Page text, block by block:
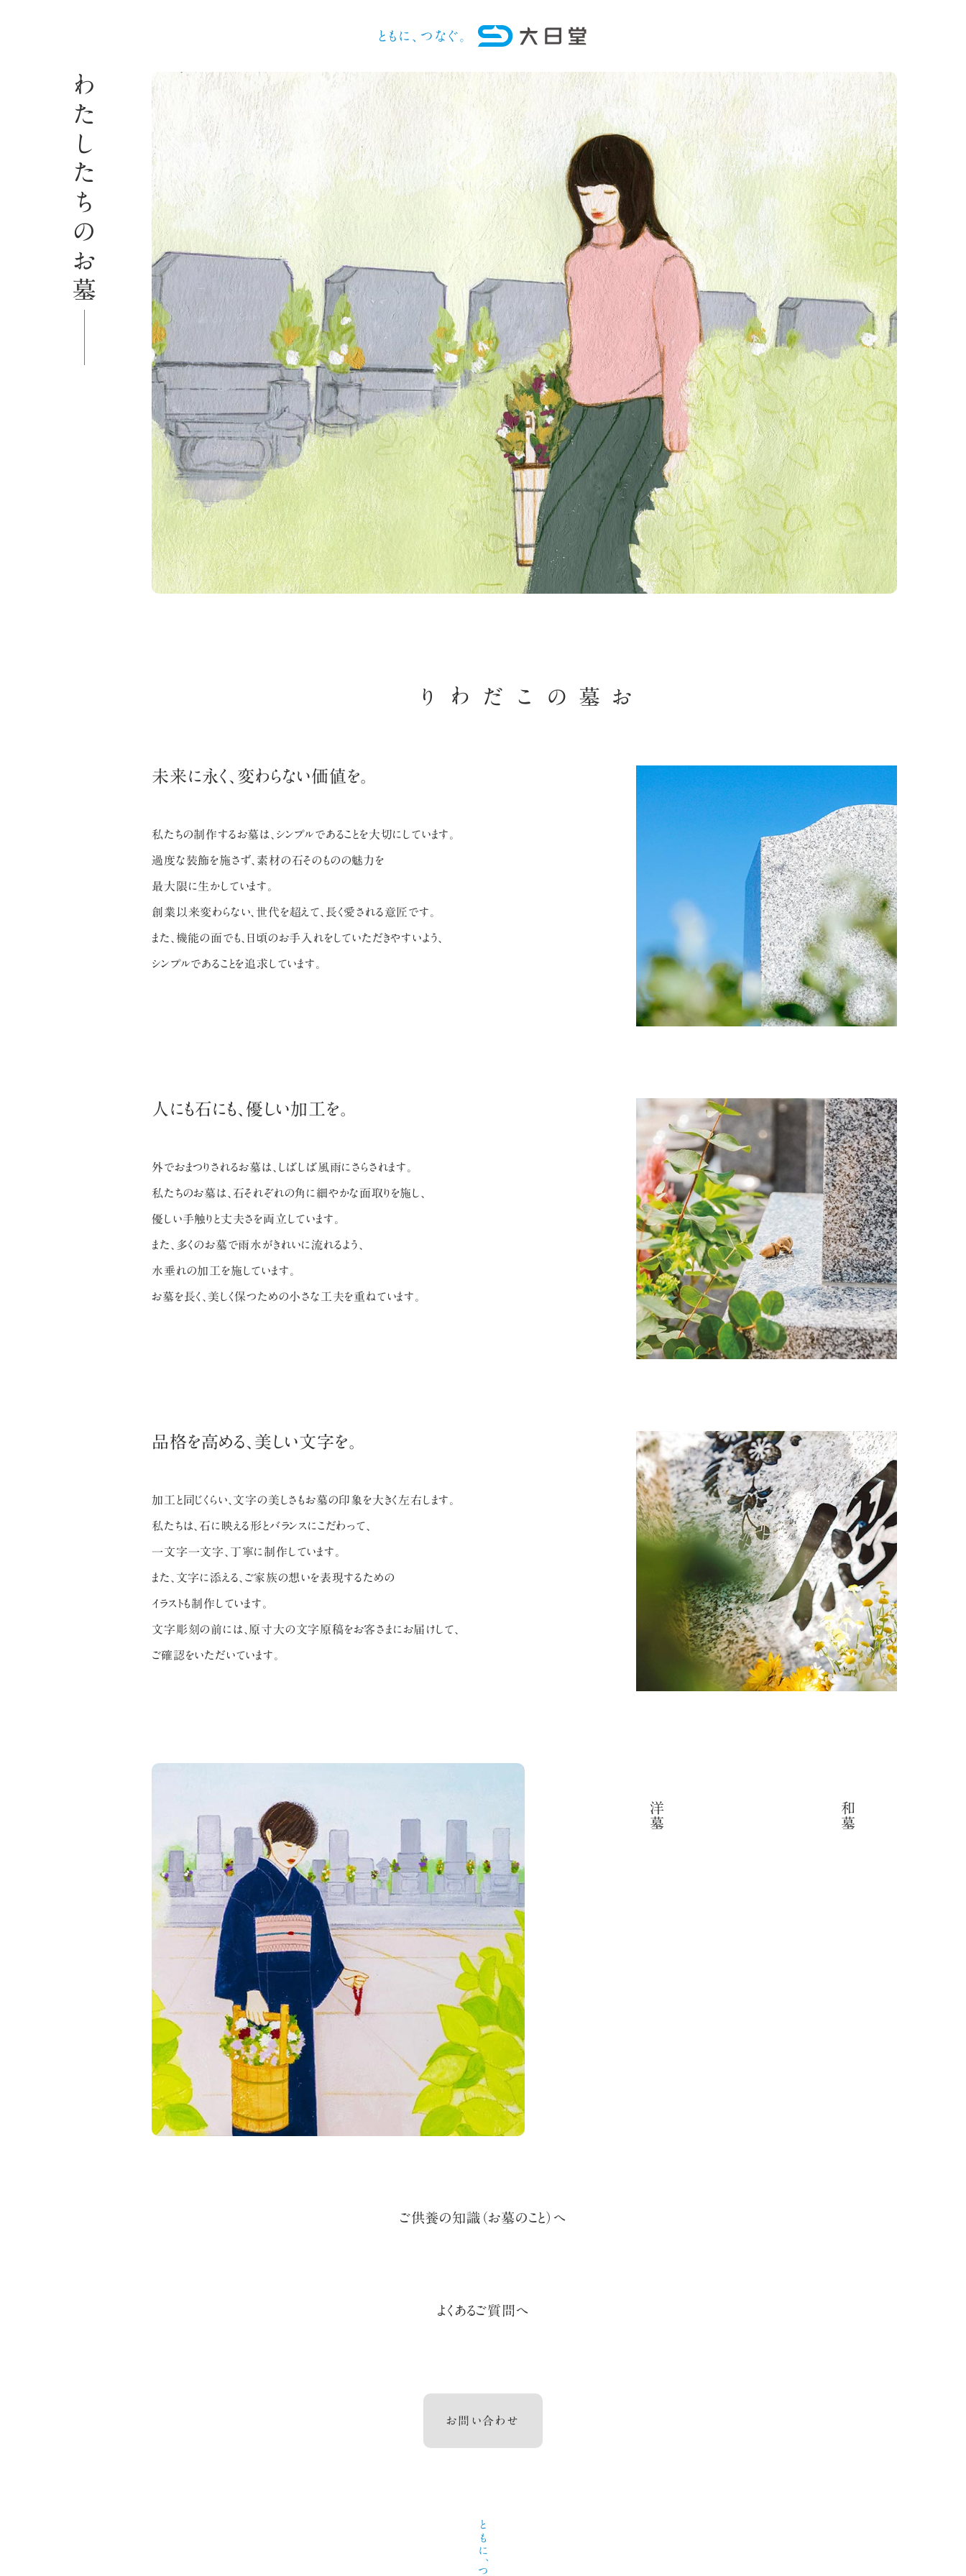
わたしたちのお墓
お墓の
こだわり
未来に永く、変わらない価値を。
私たちの制作するお墓は、シンプルであることを大切にしています。
過度な装飾を施さず、素材の石そのものの魅力を
最大限に生かしています。
創業以来変わらない、世代を超えて、長く愛される意匠です。
また、機能の面でも、日頃のお手入れをしていただきやすいよう、
シンプルであることを追求しています。
人にも石にも、優しい加工を。
外でおまつりされるお墓は、しばしば風雨にさらされます。
私たちのお墓は、石それぞれの角に細やかな面取りを施し、
優しい手触りと丈夫さを両立しています。
また、多くのお墓で雨水がきれいに流れるよう、
水垂れの加工を施しています。
お墓を長く、美しく保つための小さな工夫を重ねています。
品格を高める、美しい文字を。
加工と同じくらい、文字の美しさもお墓の印象を大きく左右します。
私たちは、石に映える形とバランスにこだわって、
一文字一文字、丁寧に制作しています。
また、文字に添える、ご家族の想いを表現するための
イラストも制作しています。
文字彫刻の前には、原寸大の文字原稿をお客さまにお届けして、
ご確認をいただいています。
和墓
洋墓
ご供養の知識（お墓のこと）へ
よくあるご質問へ
お問い合わせ